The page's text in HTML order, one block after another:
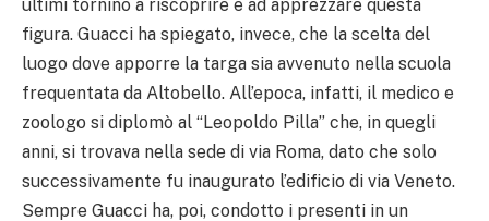
ultimi tornino a riscoprire e ad apprezzare questa
figura. Guacci ha spiegato, invece, che la scelta del
luogo dove apporre la targa sia avvenuto nella scuola
frequentata da Altobello. All’epoca, infatti, il medico e
zoologo si diplomò al “Leopoldo Pilla” che, in quegli
anni, si trovava nella sede di via Roma, dato che solo
successivamente fu inaugurato l’edificio di via Veneto.
Sempre Guacci ha, poi, condotto i presenti in un